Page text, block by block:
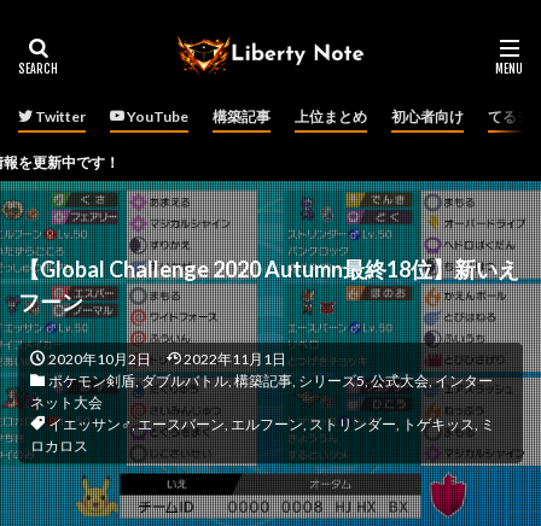
Twitter YouTube 構築記事 上位まとめ 初心者向け てるチ
【Global Challenge 2020 Autumn最終18位】新いえ
フーン
2020年10月2日
2022年11月1日
ポケモン剣盾,ダブルバトル,構築記事,シリーズ5,公式大会,インター
ネット大会
イエッサン♂,エースバーン, エルフーン,ストリンダー, トゲキッス, ミ
ロカロス